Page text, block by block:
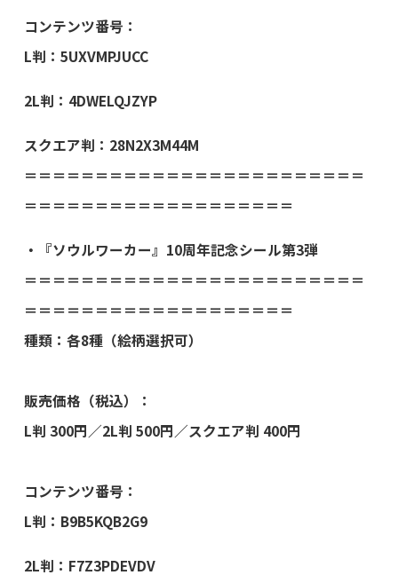
コンテンツ番号：
L判：5UXVMPJUCC
2L判：4DWELQJZYP
スクエア判：28N2X3M44M
＝＝＝＝＝＝＝＝＝＝＝＝＝＝＝＝＝＝＝＝＝＝＝＝
＝＝＝＝＝＝＝＝＝＝＝＝＝＝＝＝＝＝＝
・『ソウルワーカー』10周年記念シール第3弾
＝＝＝＝＝＝＝＝＝＝＝＝＝＝＝＝＝＝＝＝＝＝＝＝
＝＝＝＝＝＝＝＝＝＝＝＝＝＝＝＝＝＝＝
種類：各8種（絵柄選択可）
販売価格（税込）：
L判 300円／2L判 500円／スクエア判 400円
コンテンツ番号：
L判：B9B5KQB2G9
2L判：F7Z3PDEVDV